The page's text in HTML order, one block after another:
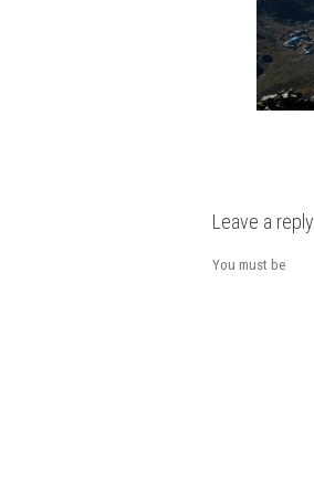
Leave a reply
You must be